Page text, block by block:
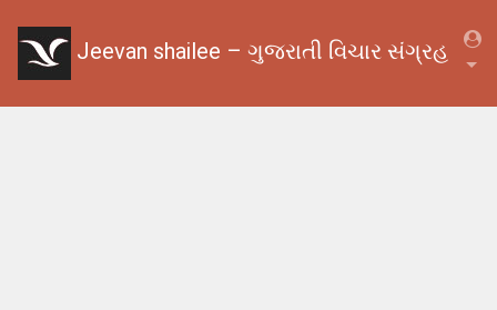
Jeevan shailee – ગુજરાતી વિચાર સંગ્રહ